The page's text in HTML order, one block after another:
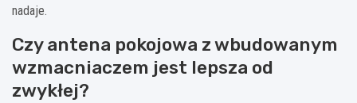
nadaje.
Czy antena pokojowa z wbudowanym
wzmacniaczem jest lepsza od
zwykłej?